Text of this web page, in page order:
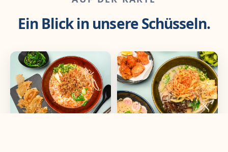
Ein Blick in unsere Schüsseln.